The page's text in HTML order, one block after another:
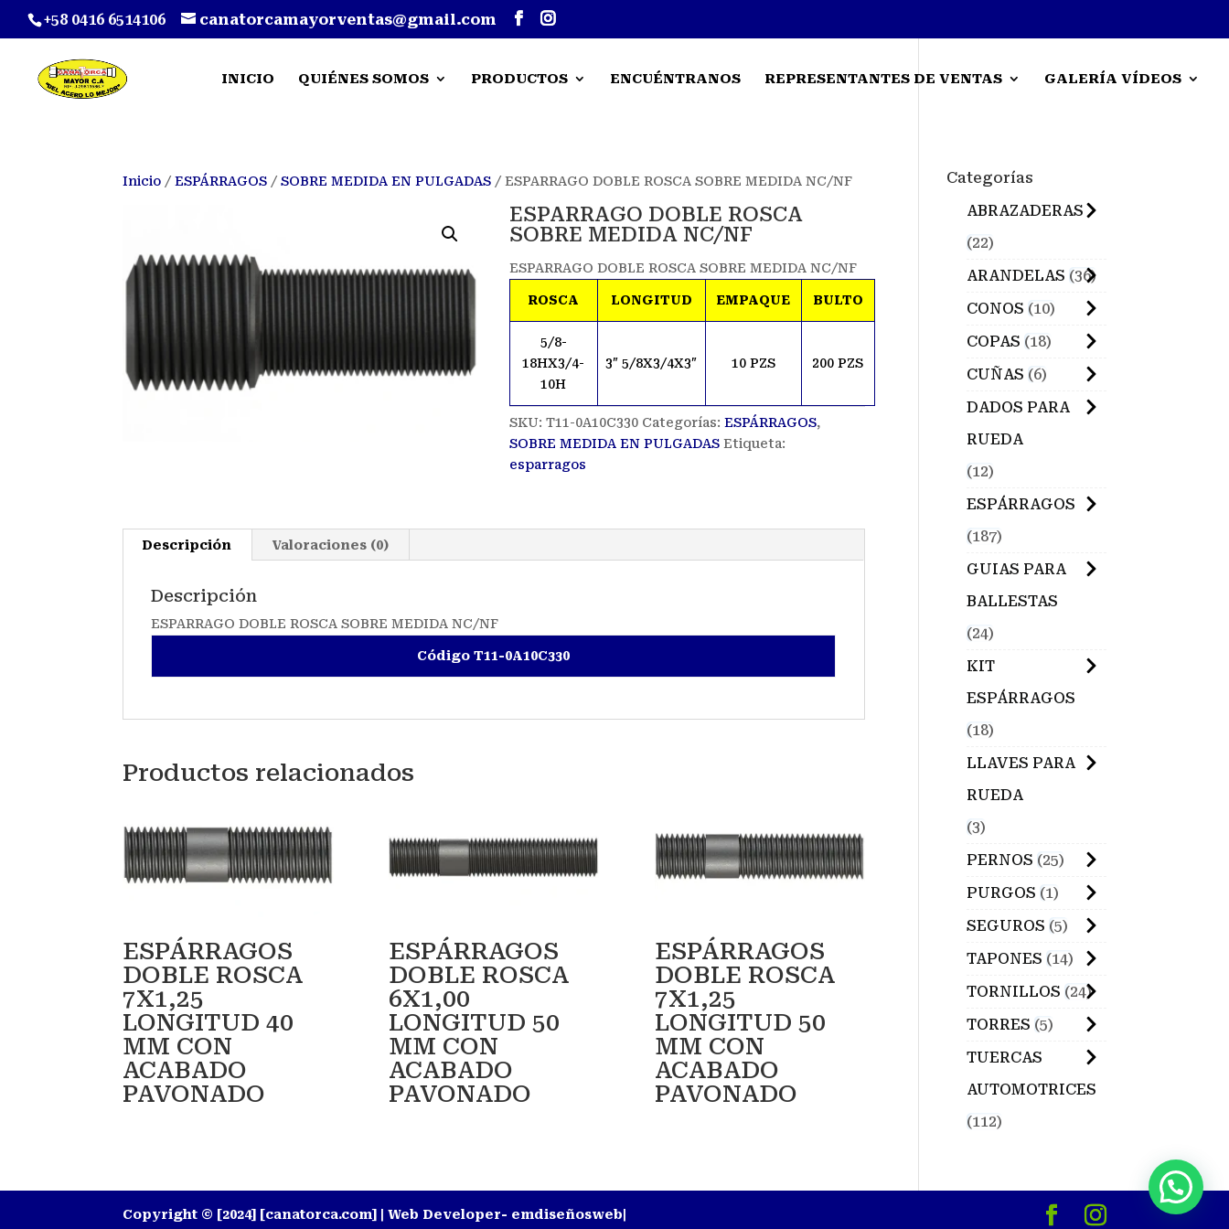
+58 0416 6514106 canatorcamayorventas@gmail.com
INICIO QUIÉNES SOMOS PRODUCTOS ENCUÉNTRANOS REPRESENTANTES DE VENTAS GALERÍA VÍDEOS
Inicio /ESPÁRRAGOS /SOBRE MEDIDA EN PULGADAS / ESPARRAGO DOBLE ROSCA SOBRE MEDIDA NC/NF
ESPARRAGO DOBLE ROSCA
SOBRE MEDIDA NC/NF
ESPARRAGO DOBLE ROSCA SOBRE MEDIDA NC/NF
ROSCA LONGITUD EMPAQUE BULTO
5/8-
18HX3/4-
10H
3″ 5/8X3/4X3″ 10 PZS 200 PZS
SKU: T11-0A10C330 Categorías: ESPÁRRAGOS,
SOBRE MEDIDA EN PULGADAS Etiqueta:
esparragos
Descripción Valoraciones (0)
Descripción
ESPARRAGO DOBLE ROSCA SOBRE MEDIDA NC/NF
Código T11-0A10C330
Productos relacionados
ESPÁRRAGOS
DOBLE ROSCA
7X1,25
LONGITUD 40
MM CON
ACABADO
PAVONADO
ESPÁRRAGOS
DOBLE ROSCA
6X1,00
LONGITUD 50
MM CON
ACABADO
PAVONADO
ESPÁRRAGOS
DOBLE ROSCA
7X1,25
LONGITUD 50
MM CON
ACABADO
PAVONADO
Categorías
ABRAZADERAS
22
ARANDELAS 36
CONOS
10
COPAS
18
CUÑAS
6
DADOS PARA
RUEDA
12
ESPÁRRAGOS
187
GUIAS PARA
BALLESTAS
24
KIT
ESPÁRRAGOS
18
LLAVES PARA
RUEDA
3
PERNOS
25
PURGOS
1
SEGUROS 5
TAPONES
14
TORNILLOS
24
TORRES 5
TUERCAS
AUTOMOTRICES
112
Copyright © [2024] [canatorca.com] | Web Developer- emdiseñosweb